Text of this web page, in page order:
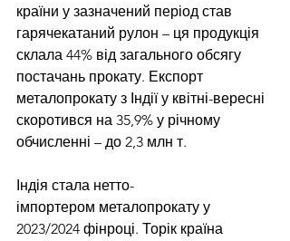
країни у зазначений період став
гарячекатаний рулон – ця продукція
склала 44% від загального обсягу
постачань прокату. Експорт
металопрокату з Індії у квітні-вересні
скоротився на 35,9% у річному
обчисленні – до 2,3 млн т.
Індія стала нетто-
імпортером металопрокату у
2023/2024 фінроці. Торік країна